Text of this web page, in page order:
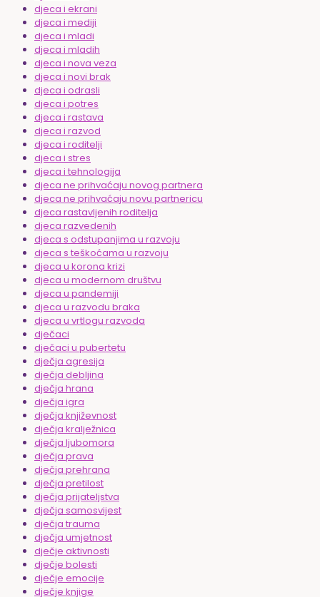
djeca i ekrani
djeca i mediji
djeca i mladi
djeca i mladih
djeca i nova veza
djeca i novi brak
djeca i odrasli
djeca i potres
djeca i rastava
djeca i razvod
djeca i roditelji
djeca i stres
djeca i tehnologija
djeca ne prihvaćaju novog partnera
djeca ne prihvaćaju novu partnericu
djeca rastavljenih roditelja
djeca razvedenih
djeca s odstupanjima u razvoju
djeca s teškoćama u razvoju
djeca u korona krizi
djeca u modernom društvu
djeca u pandemiji
djeca u razvodu braka
djeca u vrtlogu razvoda
dječaci
dječaci u pubertetu
dječja agresija
dječja debljina
dječja hrana
dječja igra
dječja književnost
dječja kralježnica
dječja ljubomora
dječja prava
dječja prehrana
dječja pretilost
dječja prijateljstva
dječja samosvijest
dječja trauma
dječja umjetnost
dječje aktivnosti
dječje bolesti
dječje emocije
dječje knjige